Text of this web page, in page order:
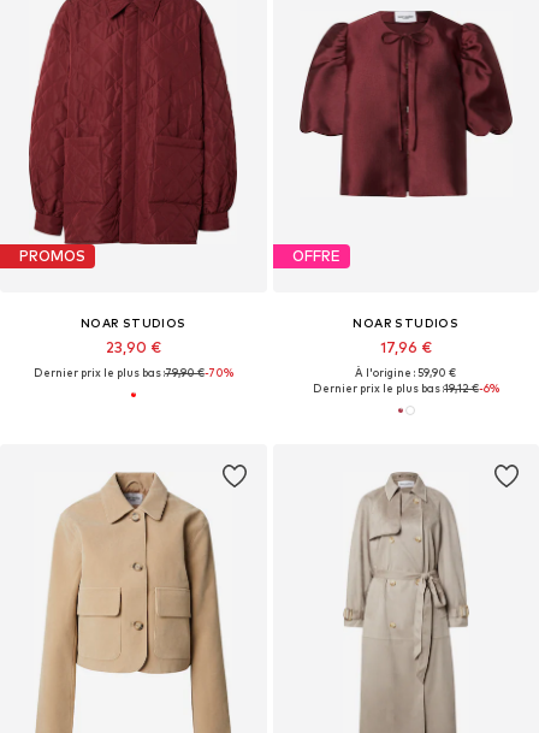
PROMOS
NOAR STUDIOS
23,90 €
Dernier prix le plus bas :79,90 €-70%
OFFRE
NOAR STUDIOS
17,96 €
À l'origine : 59,90 €
Dernier prix le plus bas :19,12 €-6%